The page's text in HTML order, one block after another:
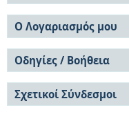
Σε όλο το DSpace
Κοινότητες & Συλλογές
Ανά Ημερομηνία
Έκδοσης
Συγγραφείς
Τίτλοι
Θέματα
Ο Λογαριασμός μου
Σύνδεση
Εγγραφή
Οδηγίες / Βοήθεια
Οδηγίες Υποβολής
Οδηγίες Χρήσης ΙΑ
Συχνές Ερωτήσεις
Σχετικοί Σύνδεσμοι